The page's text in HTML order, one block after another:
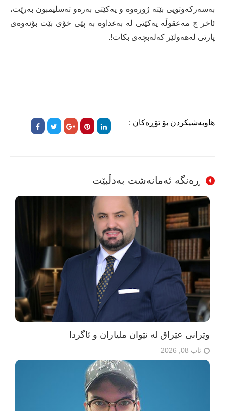
بەسەرکەوتویی بێتە ژورەوە و یەکێتی بەرەو تەسلیمبون بەرێت،
ئاخر چ مەعقوڵە یەکێتی لە بەغداوە بە پێی خۆی بێت بۆئەوەی
پارتی لەھەولێر کەلەبچەی بکات!.
هاوبەشیکردن بۆ تۆڕەکان :
ڕەنگە ئەمانەشت بەدڵبێت
وێرانی عێراق لە نێوان ملیاران و ئاگردا
ئاب 08, 2026